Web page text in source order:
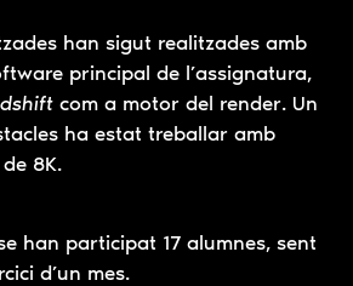
han sigut realitzades amb
principal de l’assignatura,
com a motor del render. Un
ha estat treballar amb
8K.
han participat 17 alumnes, sent
d’un mes.